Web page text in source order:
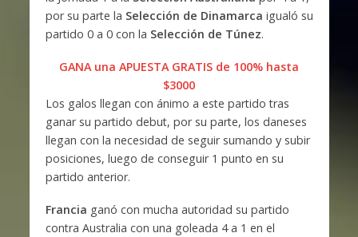
por su parte la Selección de Dinamarca igualó su
partido 0 a 0 con la Selección de Túnez.
GANA una APUESTA GRATIS de 100% hasta
$3000
Los galos llegan con ánimo a este partido tras
ganar su partido debut, por su parte, los daneses
llegan con la necesidad de seguir sumando y subir
posiciones, luego de conseguir 1 punto en su
partido anterior.
Francia ganó con mucha autoridad su partido
contra Australia con una goleada 4 a 1 en el